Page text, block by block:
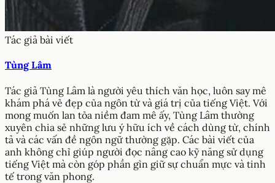
Tác giả bài viết
Tùng Lâm
Tác giả Tùng Lâm là người yêu thích văn học, luôn say mê
khám phá vẻ đẹp của ngôn từ và giá trị của tiếng Việt. Với
mong muốn lan tỏa niềm đam mê ấy, Tùng Lâm thường
xuyên chia sẻ những lưu ý hữu ích về cách dùng từ, chính
tả và các vấn đề ngôn ngữ thường gặp. Các bài viết của
anh không chỉ giúp người đọc nâng cao kỹ năng sử dụng
tiếng Việt mà còn góp phần gìn giữ sự chuẩn mực và tinh
tế trong văn phong.